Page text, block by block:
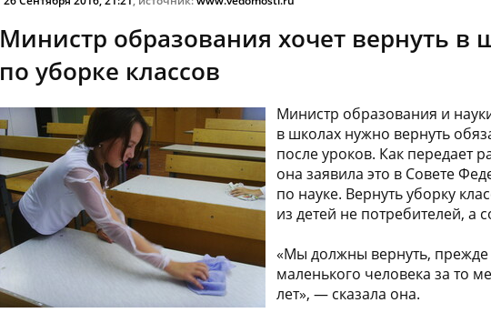
Министр образования хочет вернуть в
по уборке классов
Министр образования и
в школах нужно вернуть
после уроков. Как передает
она заявила это в Совете
по науке. Вернуть уборку
из детей не потребителей, а
«Мы должны вернуть, прежде
маленького человека за то
лет», — сказала она.